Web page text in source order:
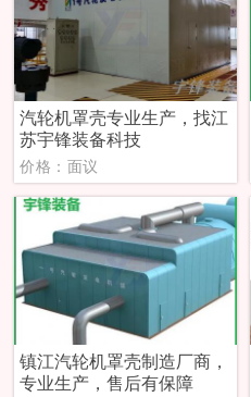
汽轮机罩壳专业生产，找江
苏宇锋装备科技
价格：面议
镇江汽轮机罩壳制造厂商，
专业生产，售后有保障